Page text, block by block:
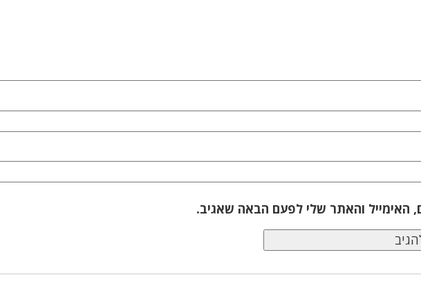
והאתר שלי לפעם הבאה שאגיב.